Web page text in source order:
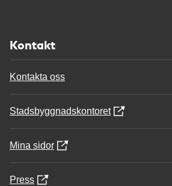
Kontakt
Kontakta oss
Stadsbyggnadskontoret
Mina sidor
Press